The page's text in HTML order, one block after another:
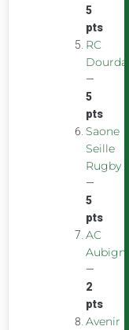
5
pts
RC
Dourdan
—
5
pts
Saone
Seille
Rugby
—
5
pts
AC
Aubigny
—
2
pts
Avenir